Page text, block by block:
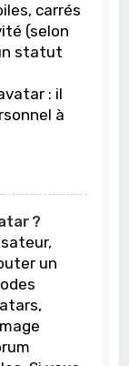
carrés
(selon
statut
: il
à
?
un